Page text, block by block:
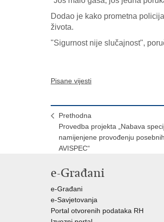
Dodao je kako prometna
života.
"Sigurnost nije slučajnost",
Pisane vijesti
Prethodna
Provedba projekta „Nabava
namijenjene provođenju
AVISPEC“
e-Građani
e-Građani
e-Savjetovanja
Portal otvorenih podataka RH